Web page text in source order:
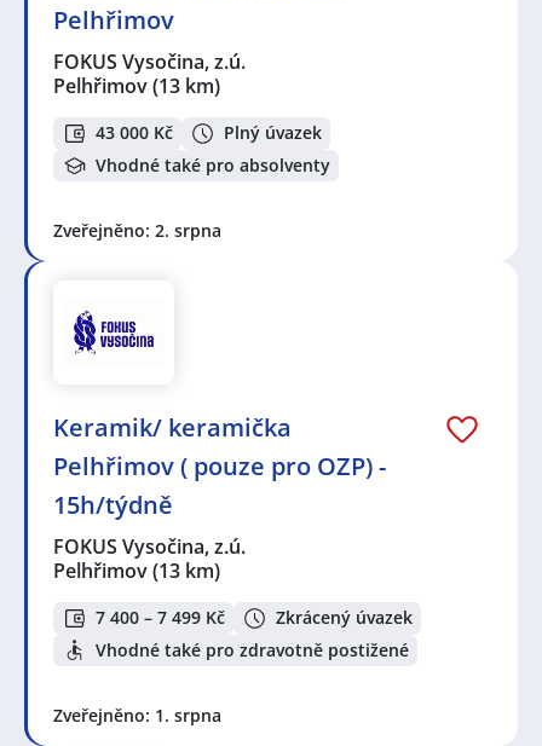
Pelhřimov
FOKUS Vysočina, z.ú.
Pelhřimov(13 km)
43 000 Kč
Plný úvazek
Vhodné také pro absolventy
Zveřejněno: 2. srpna
Keramik/ keramička
Pelhřimov ( pouze pro OZP) -
15h/týdně
FOKUS Vysočina, z.ú.
Pelhřimov(13 km)
7 400 – 7 499 Kč
Zkrácený úvazek
Vhodné také pro zdravotně postižené
Zveřejněno: 1. srpna